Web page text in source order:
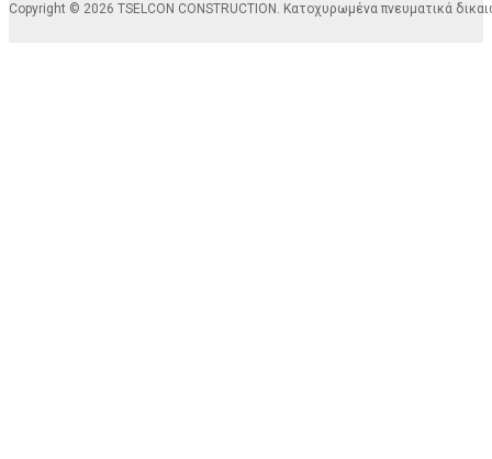
Copyright © 2026 TSELCON CONSTRUCTION. Κατοχυρωμένα πνευματικά